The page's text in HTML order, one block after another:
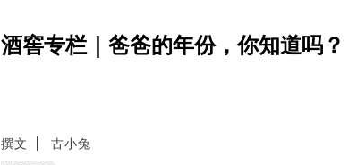
酒窖专栏｜爸爸的年份，你知道吗？
撰文 古小兔